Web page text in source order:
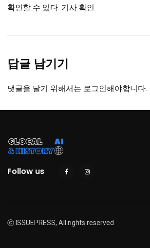
확인할 수 있다. 기사 확인
답글 남기기
댓글을 달기 위해서는 로그인해야합니다.
Follow us
ⓒ ISSUEPRESS, All rights reserved